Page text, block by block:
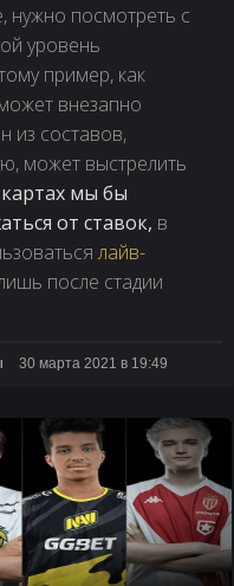
нужно посмотреть с
уровень
пример, как
внезапно
из составов,
может выстрелить
мы бы
от ставок, в
лайв-
после стадии
30 марта 2021 в 19:49